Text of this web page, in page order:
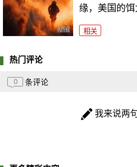
缘，美国的饵
相关
热门评论
0 条评论
我来说两